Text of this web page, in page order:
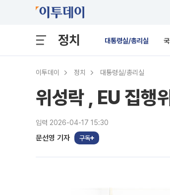
정치 대통령실/총리실
이투데이 정치 대통령실/총리실
위성락 , EU 집행
입력 2026-04-17 15:30
문선영 기자 구독